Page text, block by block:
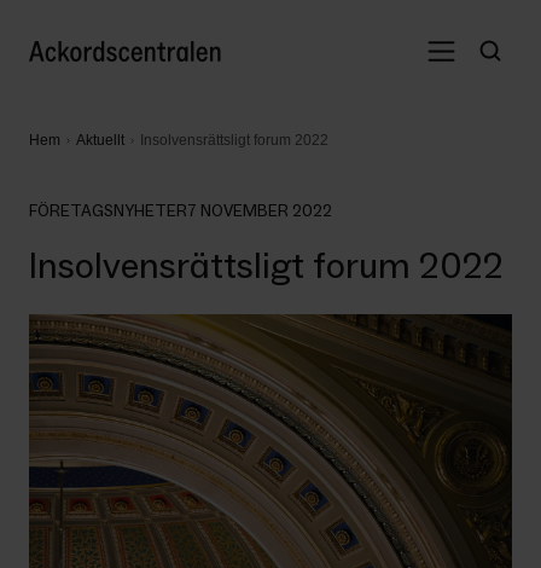
Hem Aktuellt Insolvensrättsligt forum 2022
FÖRETAGSNYHETER7 NOVEMBER 2022
Insolvensrättsligt forum 2022